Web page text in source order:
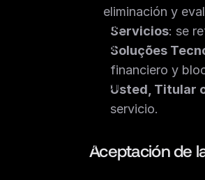
eliminación y
Servicios: se
Soluções
financiero y
Usted, Titular
servicio.
Aceptación de